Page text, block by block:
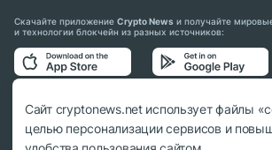
Скачайте приложение Crypto News и получайте
и технологии блокчейн из разных источников:
Подписывайтесь на нас в социальных сетях:
Сайт cryptonews.net использует файлы
целью персонализации сервисов и